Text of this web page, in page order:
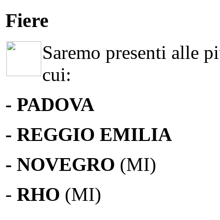
Fiere
Saremo presenti alle
cui:
- PADOVA
- REGGIO EMILIA
- NOVEGRO (MI)
- RHO (MI)